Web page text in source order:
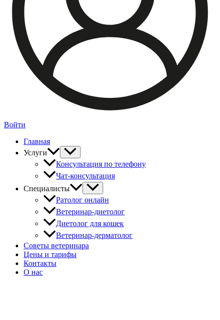
Войти
Главная
Услуги
Консультация по телефону
Чат-консультация
Специалисты
Ратолог онлайн
Ветеринар-диетолог
Диетолог для кошек
Ветеринар-дерматолог
Советы ветеринара
Цены и тарифы
Контакты
О нас